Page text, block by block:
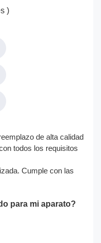
)
de alta calidad
todos los requisitos
Cumple con las
para mi aparato?